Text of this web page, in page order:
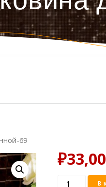
69
₽
Количество
В